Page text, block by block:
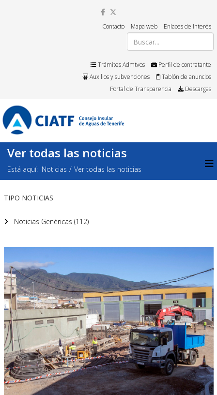
Contacto Mapa web Enlaces de interés
Trámites Admtvos
Perfil de contratante
Auxilios y subvenciones
Tablón de anuncios
Portal de Transparencia
Descargas
Ver todas las noticias
Está aquí: Noticias Ver todas las noticias
TIPO NOTICIAS
Noticias Genéricas (112)